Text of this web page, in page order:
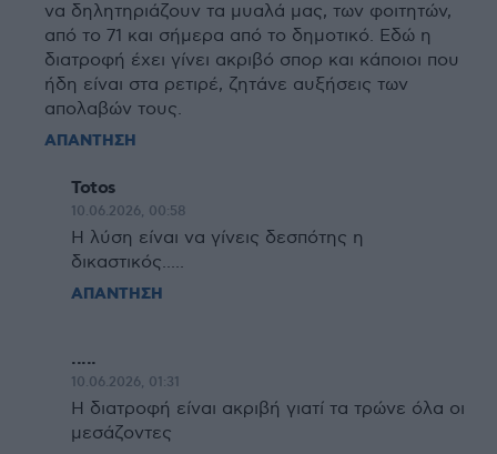
να δηλητηριάζουν τα μυαλά μας, των φοιτητών,
από το 71 και σήμερα από το δημοτικό. Εδώ η
διατροφή έχει γίνει ακριβό σπορ και κάποιοι που
ήδη είναι στα ρετιρέ, ζητάνε αυξήσεις των
απολαβών τους.
ΑΠΑΝΤΗΣΗ
Totos
10.06.2026, 00:58
Η λύση είναι να γίνεις δεσπότης η
δικαστικός.....
ΑΠΑΝΤΗΣΗ
.....
10.06.2026, 01:31
Η διατροφή είναι ακριβή γιατί τα τρώνε όλα οι
μεσάζοντες